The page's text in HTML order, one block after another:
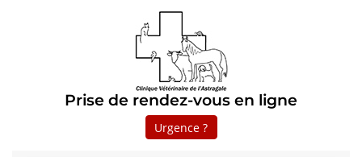
Prise de rendez-vous en ligne
Urgence ?